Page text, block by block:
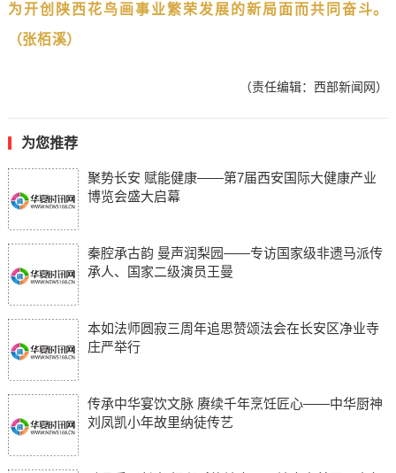
为开创陕西花鸟画事业繁荣发展的新局面而共同奋斗。
（张栢溪）
（责任编辑：西部新闻网）
为您推荐
聚势长安 赋能健康——第7届西安国际大健康产业
博览会盛大启幕
秦腔承古韵 曼声润梨园——专访国家级非遗马派传
承人、国家二级演员王曼
本如法师圆寂三周年追思赞颂法会在长安区净业寺
庄严举行
传承中华宴饮文脉 赓续千年烹饪匠心——中华厨神
刘凤凯小年故里纳徒传艺